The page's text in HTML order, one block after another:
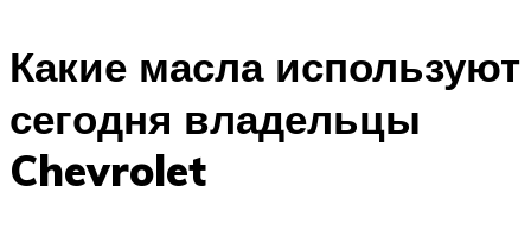
Какие масла используют
сегодня владельцы
Chevrolet